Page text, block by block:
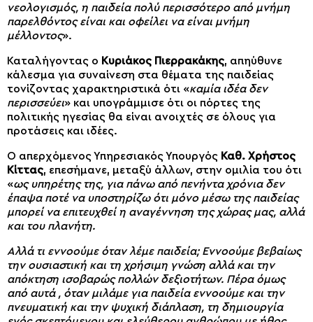
νεολογισμός, η παιδεία πολύ περισσότερο από μνήμη
παρελθόντος είναι και οφείλει να είναι μνήμη
μέλλοντος».
Καταλήγοντας ο Κυριάκος Πιερρακάκης, απηύθυνε
κάλεσμα για συναίνεση στα θέματα της παιδείας
τονίζοντας χαρακτηριστικά ότι «καμία ιδέα δεν
περισσεύει» και υπογράμμισε ότι οι πόρτες της
πολιτικής ηγεσίας θα είναι ανοιχτές σε όλους για
προτάσεις και ιδέες.
Ο απερχόμενος Υπηρεσιακός Υπουργός Καθ. Χρήστος
Κίττας, επεσήμανε, μεταξύ άλλων, στην ομιλία του ότι
«ως υπηρέτης της, για πάνω από πενήντα χρόνια δεν
έπαψα ποτέ να υποστηρίζω ότι μόνο μέσω της παιδείας
μπορεί να επιτευχθεί η αναγέννηση της χώρας μας, αλλά
και του πλανήτη.
Αλλά τι εννοούμε όταν λέμε παιδεία; Εννοούμε βεβαίως
την ουσιαστική και τη χρήσιμη γνώση αλλά και την
απόκτηση ισοβαρώς πολλών δεξιοτήτων. Πέρα όμως
από αυτά , όταν μιλάμε για παιδεία εννοούμε και την
πνευματική και την ψυχική διάπλαση, τη δημιουργία